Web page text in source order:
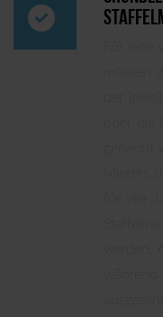
Für eine
müssen
der
oder die
genannt
werden.